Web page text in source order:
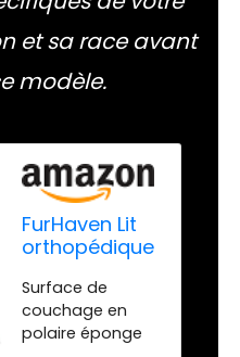
et sa race avant
modèle.
FurHaven Lit
orthopédique
Animal de
Compagnie,
Matelas pour
Surface de
couchage en
polaire éponge